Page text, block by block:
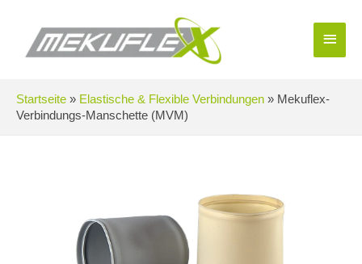
springen
Startseite » Elastische & Flexible Verbindungen » Mekuflex-
Verbindungs-Manschette (MVM)